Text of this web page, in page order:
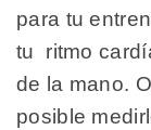
para tu
tu ritmo
de la mano.
posible